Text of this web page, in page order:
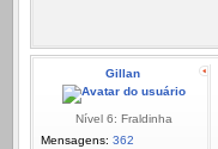
Gillan
Nível 6: Fraldinha
Mensagens: 362